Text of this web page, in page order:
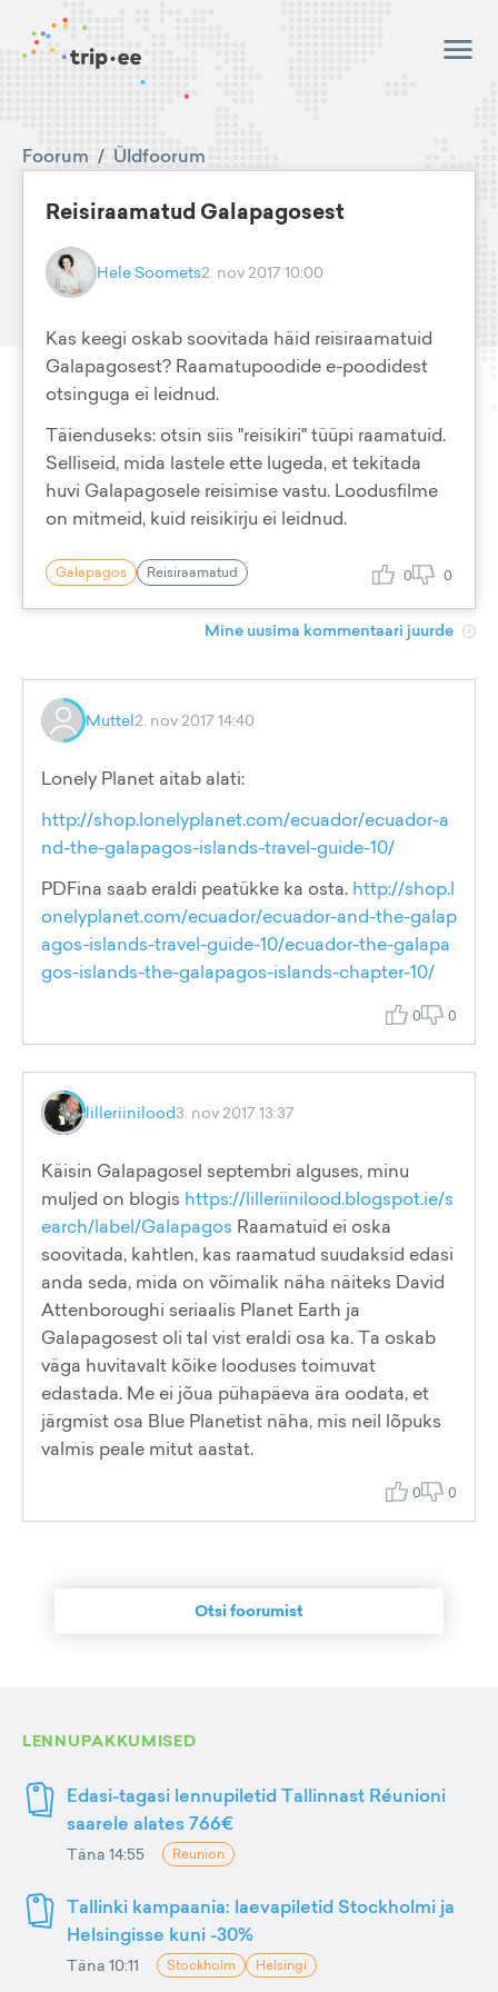
Foorum / Üldfoorum
Reisiraamatud Galapagosest
Hele Soomets2. nov 2017 10:00
Kas keegi oskab soovitada häid reisiraamatuid
Galapagosest? Raamatupoodide e-poodidest
otsinguga ei leidnud.
Täienduseks: otsin siis "reisikiri" tüüpi raamatuid.
Selliseid, mida lastele ette lugeda, et tekitada
huvi Galapagosele reisimise vastu. Loodusfilme
on mitmeid, kuid reisikirju ei leidnud.
Galapagos Reisiraamatud 0 0
Mine uusima kommentaari juurde
Muttel2. nov 2017 14:40
Lonely Planet aitab alati:
http://shop.lonelyplanet.com/ecuador/ecuador-a
nd-the-galapagos-islands-travel-guide-10/
PDFina saab eraldi peatükke ka osta. http://shop.l
onelyplanet.com/ecuador/ecuador-and-the-galap
agos-islands-travel-guide-10/ecuador-the-galapa
gos-islands-the-galapagos-islands-chapter-10/
0 0
lilleriinilood3. nov 2017 13:37
Käisin Galapagosel septembri alguses, minu
muljed on blogis https://lilleriinilood.blogspot.ie/s
earch/label/Galapagos Raamatuid ei oska
soovitada, kahtlen, kas raamatud suudaksid edasi
anda seda, mida on võimalik näha näiteks David
Attenboroughi seriaalis Planet Earth ja
Galapagosest oli tal vist eraldi osa ka. Ta oskab
väga huvitavalt kõike looduses toimuvat
edastada. Me ei jõua pühapäeva ära oodata, et
järgmist osa Blue Planetist näha, mis neil lõpuks
valmis peale mitut aastat.
0 0
Otsi foorumist
LENNUPAKKUMISED
Edasi-tagasi lennupiletid Tallinnast Réunioni
saarele alates 766€
Täna 14:55 Reunion
Tallinki kampaania: laevapiletid Stockholmi ja
Helsingisse kuni -30%
Täna 10:11 Stockholm Helsingi